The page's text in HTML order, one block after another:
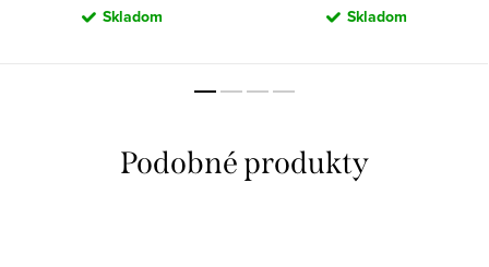
Skladom Skladom